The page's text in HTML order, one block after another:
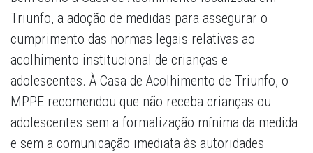
Triunfo, a adoção de medidas para assegurar o
cumprimento das normas legais relativas ao
acolhimento institucional de crianças e
adolescentes. À Casa de Acolhimento de Triunfo, o
MPPE recomendou que não receba crianças ou
adolescentes sem a formalização mínima da medida
e sem a comunicação imediata às autoridades